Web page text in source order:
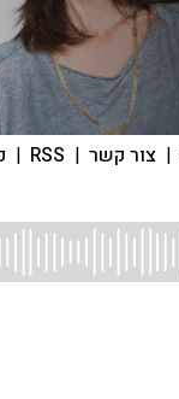
| צור קשר |
RSS
|